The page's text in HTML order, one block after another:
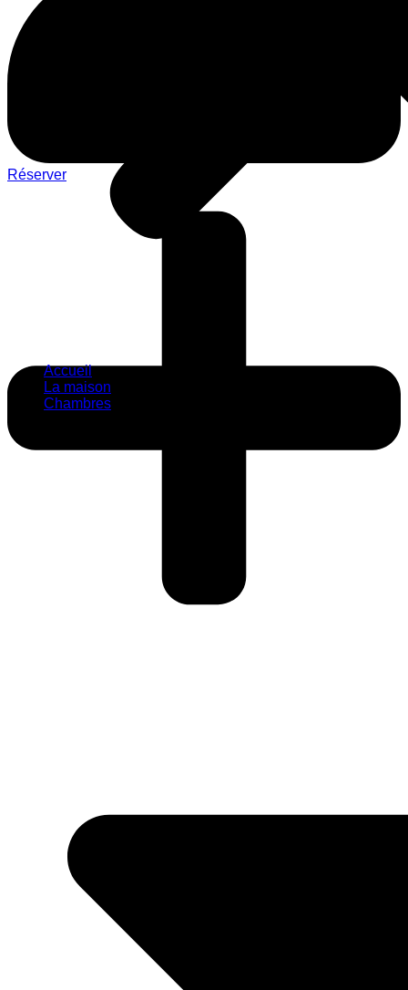
Réserver
Accueil
La maison
Chambres